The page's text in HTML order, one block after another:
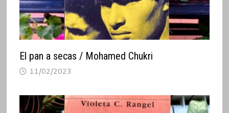
El pan a secas / Mohamed Chukri
11/02/2023